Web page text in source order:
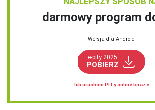
darmowy program
Wersja dla Android
e-pity 2025
POBIERZ
lub uruchom PITy online teraz »